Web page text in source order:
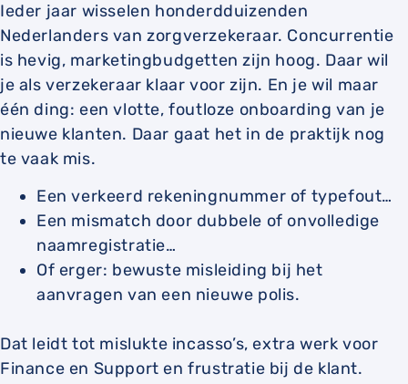
Ieder jaar wisselen honderdduizenden
Nederlanders van zorgverzekeraar. Concurrentie
is hevig, marketingbudgetten zijn hoog. Daar wil
je als verzekeraar klaar voor zijn. En je wil maar
één ding: een vlotte, foutloze onboarding van je
nieuwe klanten. Daar gaat het in de praktijk nog
te vaak mis.
Een verkeerd rekeningnummer of typefout…
Een mismatch door dubbele of onvolledige
naamregistratie…
Of erger: bewuste misleiding bij het
aanvragen van een nieuwe polis.
Dat leidt tot mislukte incasso’s, extra werk voor
Finance en Support en frustratie bij de klant.